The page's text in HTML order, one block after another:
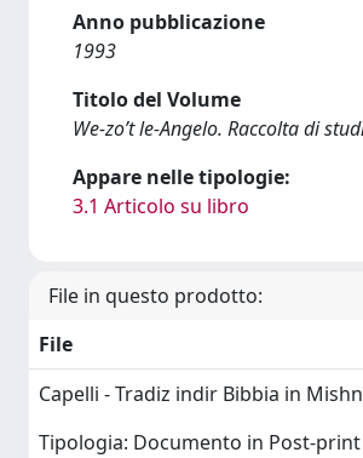
Anno pubblicazione
1993
Titolo del Volume
We-zo’t le-Angelo. Raccolta di
Appare nelle tipologie:
3.1 Articolo su libro
File in questo prodotto:
File
Capelli - Tradiz indir Bibbia in
Tipologia: Documento in Post-print